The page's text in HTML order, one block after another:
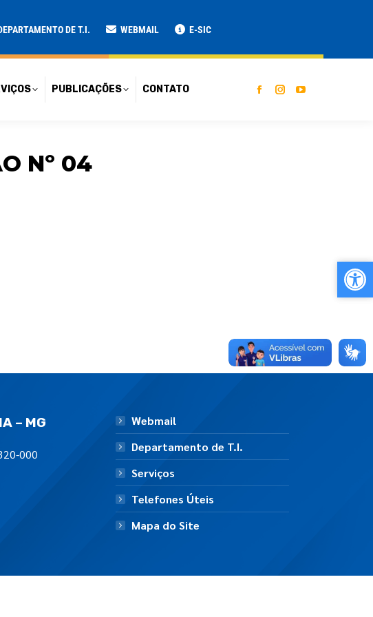
DE T.I. WEBMAIL E-SIC
PUBLICAÇÕES CONTATO
Nº 04
– MG
000
Webmail
Departamento de T.I.
Serviços
Telefones Úteis
Mapa do Site